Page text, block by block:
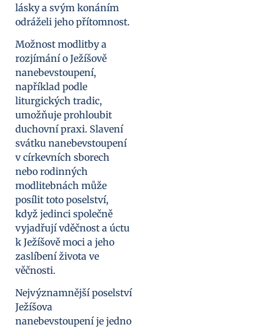
lásky a svým konáním
odráželi jeho přítomnost.
Možnost modlitby a
rozjímání o Ježíšově
nanebevstoupení,
například podle
liturgických tradic,
umožňuje prohloubit
duchovní praxi. Slavení
svátku nanebevstoupení
v církevních sborech
nebo rodinných
modlitebnách může
posílit toto poselství,
když jedinci společně
vyjadřují vděčnost a úctu
k Ježíšově moci a jeho
zaslíbení života ve
věčnosti.
Nejvýznamnější poselství
Ježíšova
nanebevstoupení je jedno